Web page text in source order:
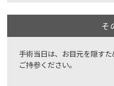
そ
手術当日は、お目元を隠す
ご持参ください。